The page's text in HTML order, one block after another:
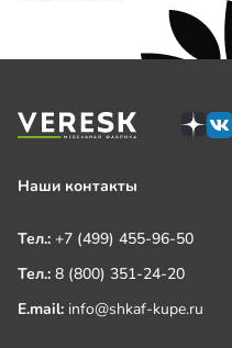
Наши контакты
Тел.: +7 (499) 455-96-50
Тел.: 8 (800) 351-24-20
E.mail: info@shkaf-kupe.ru